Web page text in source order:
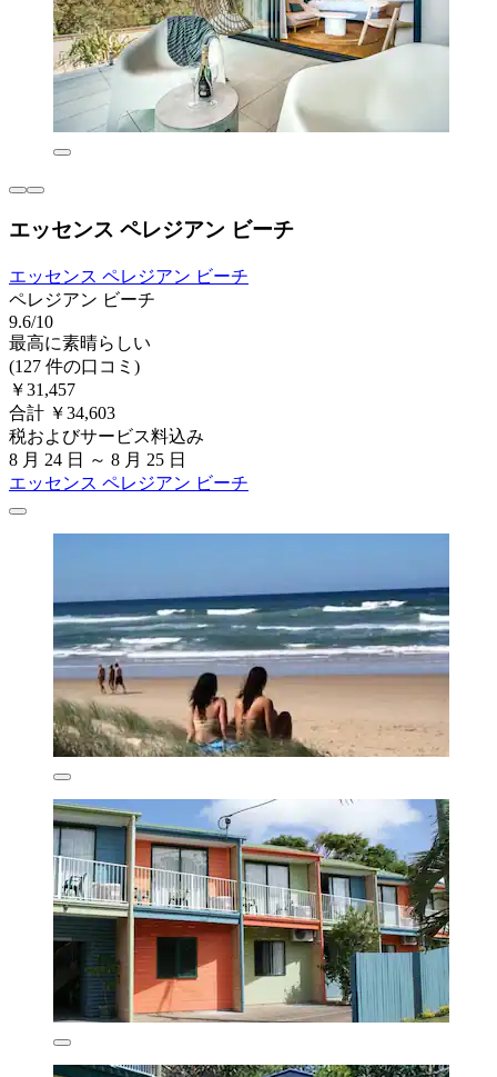
エッセンス ペレジアン ビーチ
エッセンス ペレジアン ビーチ
ペレジアン ビーチ
9.6/10
最高に素晴らしい
(127 件の口コミ)
￥31,457
合計 ￥34,603
税およびサービス料込み
8 月 24 日 ～ 8 月 25 日
エッセンス ペレジアン ビーチ